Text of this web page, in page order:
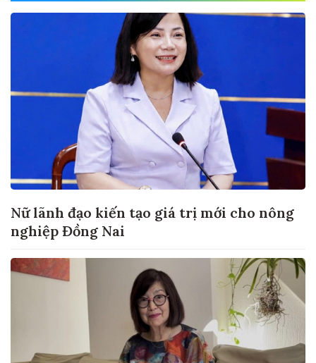
Nữ lãnh đạo kiến tạo giá trị mới cho nông
nghiệp Đồng Nai